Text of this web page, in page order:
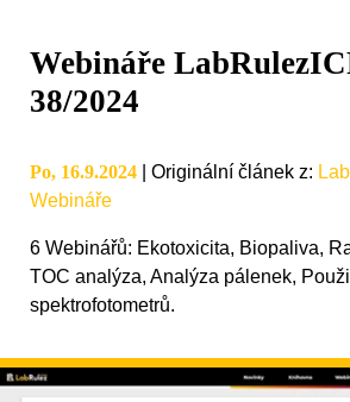
Webináře
38/2024
Po, 16.9.2024 Originální článek z:
Webináře
6 Webinářů: Ekotoxicita, Biopaliva,
TOC analýza, Analýza pálenek,
spektrofotometrů.